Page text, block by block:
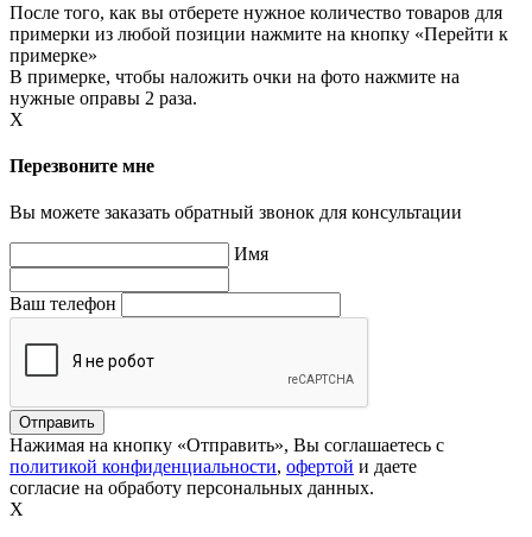
После того, как вы отберете нужное количество товаров для
примерки из любой позиции нажмите на кнопку «Перейти к
примерке»
В примерке, чтобы наложить очки на фото нажмите на
нужные оправы 2 раза.
X
Перезвоните мне
Вы можете заказать обратный звонок для консультации
Имя
Ваш телефон
Нажимая на кнопку «Отправить», Вы соглашаетесь с
политикой конфиденциальности, офертой и даете
согласие на обработу персональных данных.
X